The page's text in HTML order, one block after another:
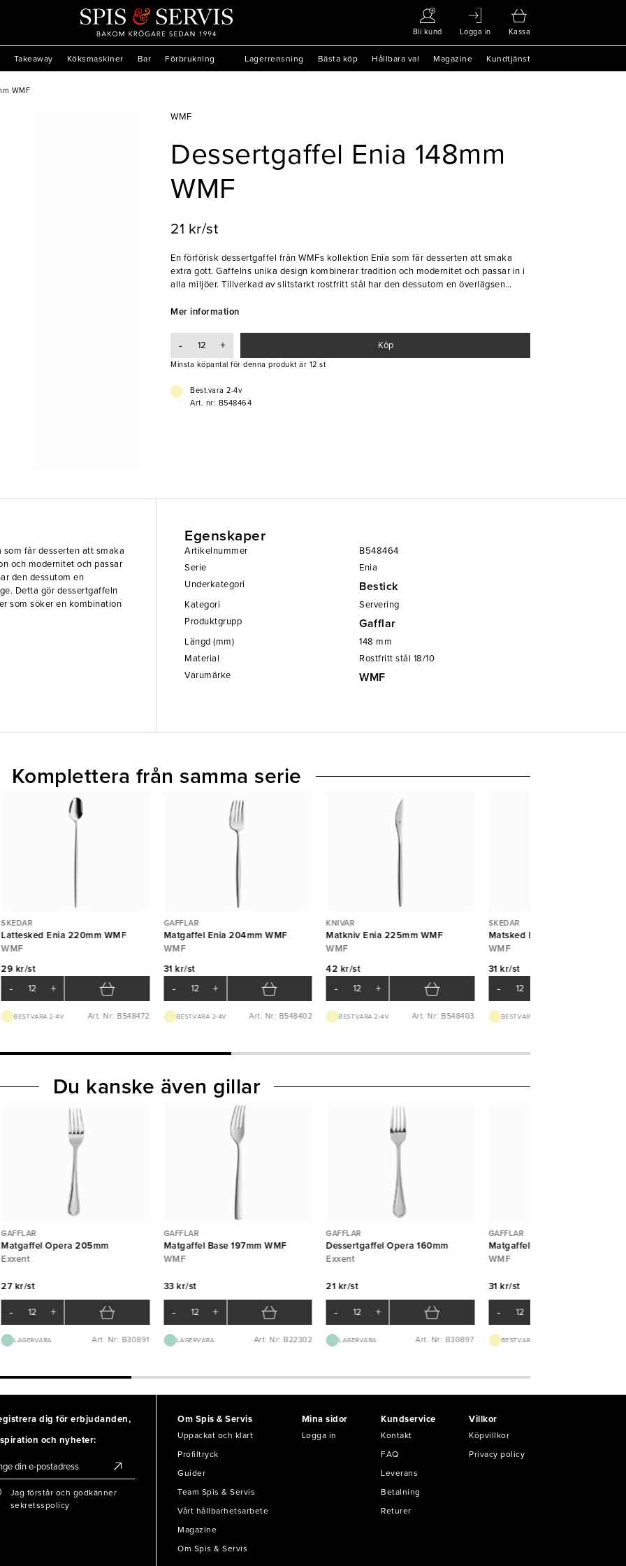
Bli kund Logga in Kassa
Takeaway Köksmaskiner Bar Förbrukning Lagerrensning Bästa köp Hållbara val Magazine Kundtjänst
WMF
WMF
Dessertgaffel Enia 148mm
WMF
21 kr/st
En förförisk dessertgaffel från WMFs kollektion Enia som får desserten att smaka
extra gott. Gaffelns unika design kombinerar tradition och modernitet och passar in i
alla miljöer. Tillverkad av slitstarkt rostfritt stål har den dessutom en överlägsen
val för restauranger, barer, och caféer som söker en kombination av estetik och
- Dessertgaffel
- Cromargan®
- Tål diskmaskin
Mer information
- + Köp
Minsta köpantal för denna produkt är 12 st
Best.vara 2-4v
Art. nr: B548464
får desserten att smaka
och modernitet och passar
den dessutom en
Detta gör dessertgaffeln
som söker en kombination
Egenskaper
Artikelnummer
B548464
Serie
Enia
Underkategori
Bestick
Kategori
Servering
Produktgrupp
Gafflar
Längd (mm) 148 mm
Material
Rostfritt stål 18/10
Varumärke
WMF
SKEDAR
Lattesked Enia 220mm WMF
WMF
29 kr/st
- +
BEST.VARA 2-4V Art. Nr: B548472
GAFFLAR
Matgaffel Enia 204mm WMF
WMF
31 kr/st
- +
BEST.VARA 2-4V Art. Nr: B548402
KNIVAR
Matkniv Enia 225mm WMF
WMF
42 kr/st
- +
BEST.VARA 2-4V Art. Nr: B548403
SKEDAR
Matsked Enia 210mm WMF
WMF
31 kr/st
-
BEST.VARA 2-4V
Komplettera från samma serie
GAFFLAR
Matgaffel Opera 205mm
Exxent
27 kr/st
- +
LAGERVARA Art. Nr: B30891
GAFFLAR
Matgaffel Base 197mm WMF
WMF
33 kr/st
- +
LAGERVARA Art. Nr: B22302
GAFFLAR
Dessertgaffel Opera 160mm
Exxent
21 kr/st
- +
LAGERVARA Art. Nr: B30897
GAFFLAR
Matgaffel Sara 202mm WMF
WMF
31 kr/st
-
BEST.VARA 1-2V
Du kanske även gillar
dig för erbjudanden,
och nyheter:
Jag förstår och godkänner
sekretsspolicy
Om Spis & Servis
Uppackat och klart
Profiltryck
Guider
Team Spis & Servis
Vårt hållbarhetsarbete
Magazine
Om Spis & Servis
Mina sidor
Logga in
Kundservice
Kontakt
FAQ
Leverans
Betalning
Returer
Villkor
Köpvillkor
Privacy policy